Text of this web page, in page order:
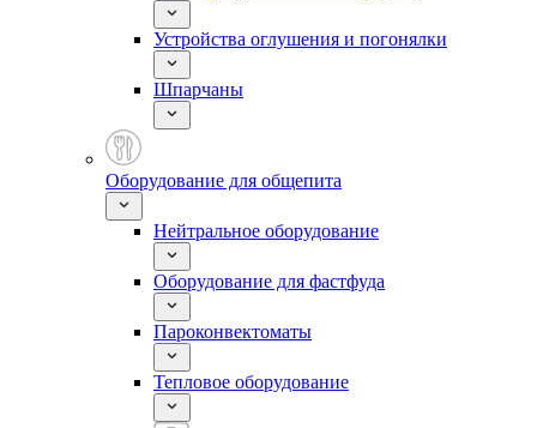
Устройства оглушения и погонялки
Шпарчаны
Оборудование для общепита
Нейтральное оборудование
Оборудование для фастфуда
Пароконвектоматы
Тепловое оборудование